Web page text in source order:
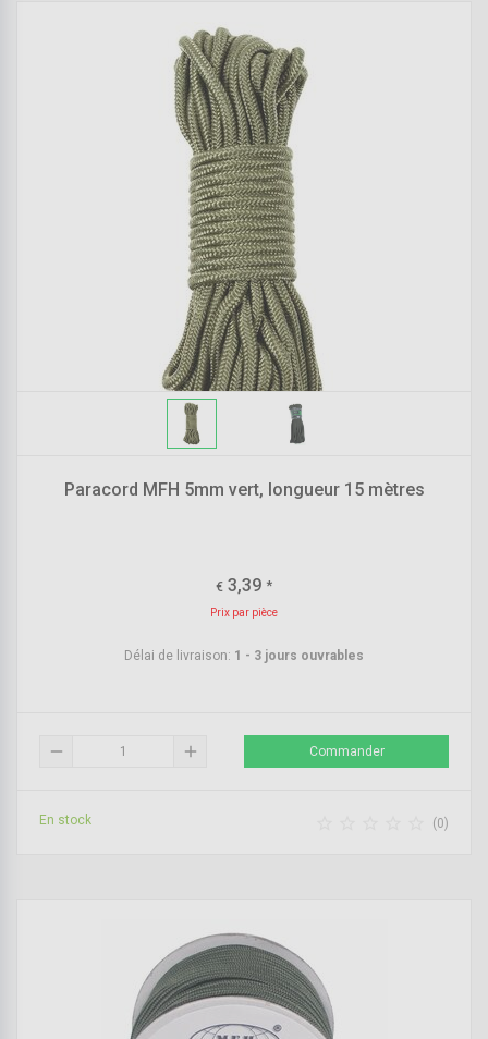
Paracord MFH 5mm vert, longueur 15 mètres
€ 3,39 *
Prix par pièce
Délai de livraison: 1 - 3 jours ouvrables
remove add Commander
En stock (0)